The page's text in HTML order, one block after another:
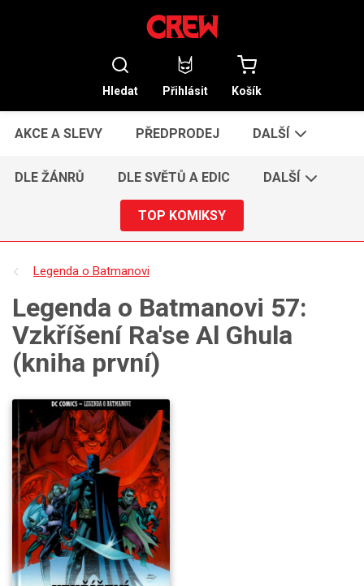
Hledat Přihlásit Košík
AKCE A SLEVY PŘEDPRODEJ DALŠÍ
DLE ŽÁNRŮ DLE SVĚTŮ A EDIC DALŠÍ
TOP KOMIKSY
Legenda o Batmanovi
Legenda o Batmanovi 57:
Vzkříšení Ra'se Al Ghula
(kniha první)